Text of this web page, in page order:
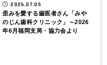
2026.07.05
歪みを愛する歯医者さん「みや
のじん歯科クリニック」～2026
年6月福岡支局・協力会より